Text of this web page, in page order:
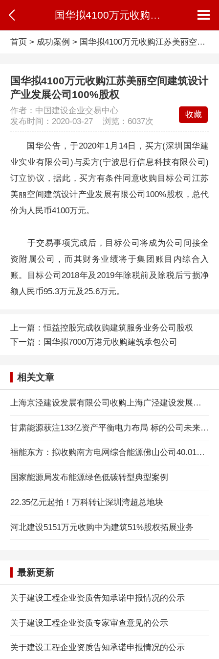
国华拟4100万元收购江苏美丽空间建筑设计产业发展公司100%股权
首页> 成功案例 > 国华拟4100万元收购江苏美丽空间建筑设计产业发展公司100%股权
国华拟4100万元收购江苏美丽空间建筑设计
产业发展公司100%股权
作者：中国建设企业交易中心
发布时间：2020-03-27 浏览： 6037次
收藏
国华公告，于2020年1月14日，买方(深圳国华建
业实业有限公司)与卖方(宁波思行信息科技有限公司)
订立协议，据此，买方有条件同意收购目标公司江苏
美丽空间建筑设计产业发展有限公司100%股权，总代
价为人民币4100万元。
于交易事项完成后，目标公司将成为公司间接全
资附属公司，而其财务业绩将于集团账目内综合入
账。目标公司2018年及2019年除税前及除税后亏损净
额人民币95.3万元及25.6万元。
上一篇：恒益控股完成收购建筑服务业务公司股权
下一篇： 国华拟7000万港元收购建筑承包公司
相关文章
上海京泾建设发展有限公司收购上海广泾建设发展有限公司股权案
甘肃能源获注133亿资产平衡电力布局 标的公司未来4年或盈利超46亿
福能东方：拟收购南方电网综合能源佛山公司40.01%股权
国家能源局发布能源绿色低碳转型典型案例
22.35亿元起拍！万科转让深圳湾超总地块
河北建设5151万元收购中为建筑51%股权拓展业务
最新更新
关于建设工程企业资质告知承诺申报情况的公示
关于建设工程企业资质专家审查意见的公示
关于建设工程企业资质告知承诺申报情况的公示